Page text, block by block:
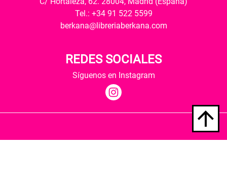
Tel.: +34 91 522 5599
berkana@libreriaberkana.com
REDES SOCIALES
Síguenos en Instagram